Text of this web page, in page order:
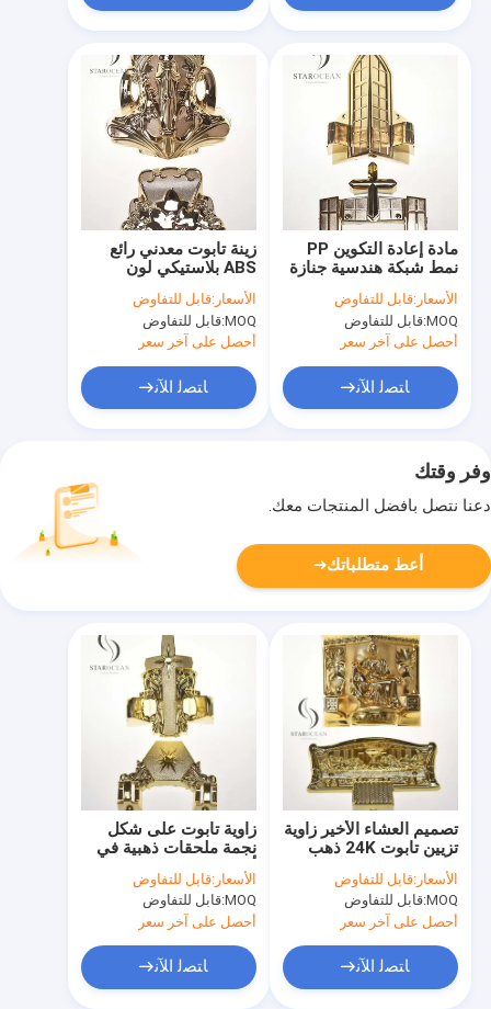
زينة تابوت معدني رائع
ABS بلاستيكي لون
مخصص غير سام 17#
الأسعار:قابل للتفاوض
MOQ: قابل للتفاوض
أحصل على آخر سعر
ﺎﺘﺼﻟ ﺍﻶﻧ
مادة إعادة التكوين PP
نمط شبكة هندسية جنازة
تزيين تابوت إمدادات 15 #
الأسعار:قابل للتفاوض
MOQ: قابل للتفاوض
أحصل على آخر سعر
ﺎﺘﺼﻟ ﺍﻶﻧ
وفر وقتك
دعنا نتصل بأفضل المنتجات معك.
أعط متطلباتك
زاوية تابوت على شكل
نجمة ملحقات ذهبية في
ألوان اختيارية 12#
الأسعار:قابل للتفاوض
MOQ: قابل للتفاوض
أحصل على آخر سعر
ﺎﺘﺼﻟ ﺍﻶﻧ
تصميم العشاء الأخير زاوية
تزيين تابوت 24K ذهب
#الأسعار:قابل للتفاوض
MOQ: قابل للتفاوض
أحصل على آخر سعر
ﺎﺘﺼﻟ ﺍﻶﻧ